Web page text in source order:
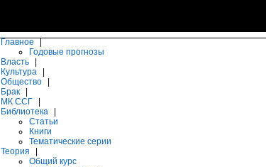
Главное
Годовые прогнозы
Власть
Культура
Общество
Брак
МК ССГ
Библиотека
Статьи
Книги
Тематические серии
Теория
Общий курс